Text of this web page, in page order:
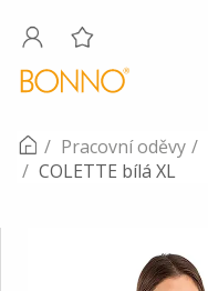
Pracovní oděvy
COLETTE bílá XL